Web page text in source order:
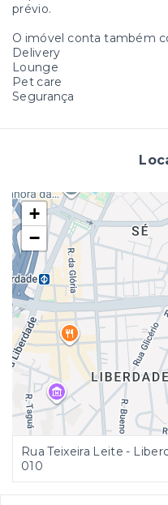
prévio.
O imóvel conta também
Delivery
Lounge
Pet care
Segurança
+
−
Rua Teixeira Leite -
010